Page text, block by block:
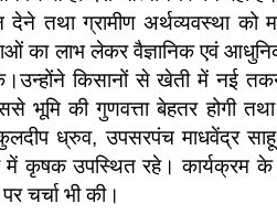
तथा ग्रामीण अर्थव्यवस्था को
का लाभ लेकर वैज्ञानिक एवं
किसानों से खेती में नई
भूमि की गुणवत्ता बेहतर होगी
ध्रुव, उपसरपंच माधवेंद्र
में कृषक उपस्थित रहे। कार्यक्रम
चर्चा भी की।